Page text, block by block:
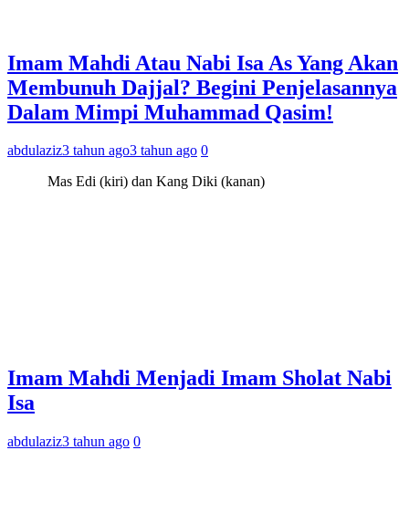
Imam Mahdi Atau Nabi Isa As Yang Akan
Membunuh Dajjal? Begini Penjelasannya
Dalam Mimpi Muhammad Qasim!
abdulaziz3 tahun ago3 tahun ago 0
Mas Edi (kiri) dan Kang Diki (kanan)
Imam Mahdi Menjadi Imam Sholat Nabi
Isa
abdulaziz3 tahun ago 0